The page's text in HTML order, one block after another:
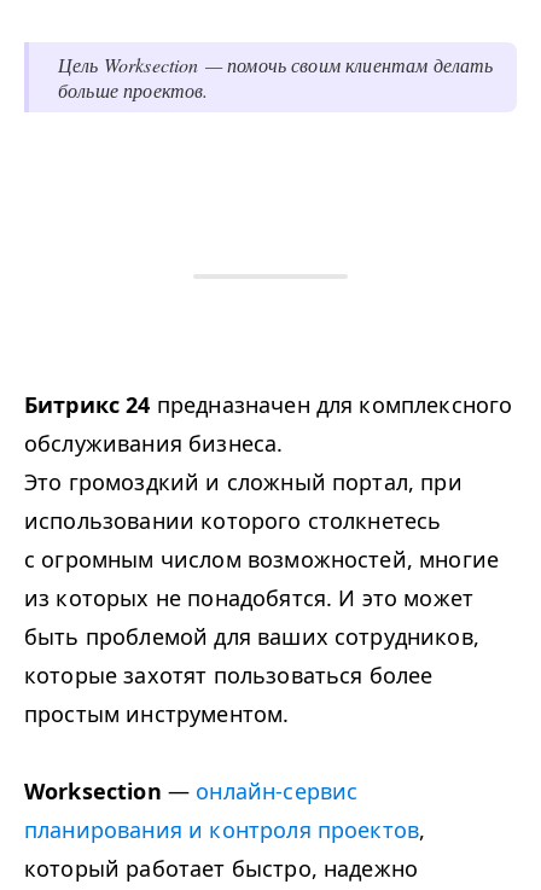
Цель Worksection — помочь своим клиентам делать
больше проектов.
Битрикс 24 предназначен для комплексного
обслуживания бизнеса.
Это громоздкий и сложный портал, при
использовании которого столкнетесь
с огромным числом возможностей, многие
из которых не понадобятся. И это может
быть проблемой для ваших сотрудников,
которые захотят пользоваться более
простым инструментом.
Worksection — онлайн-сервис
планирования и контроля проектов,
который работает быстро, надежно